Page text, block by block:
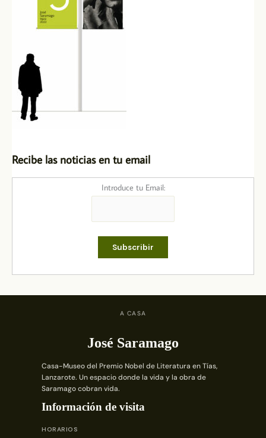
Recibe las noticias en tu email
Introduce tu Email:
A CASA
José Saramago
Casa-Museo del Premio Nobel de Literatura en Tías,
Lanzarote. Un espacio donde la vida y la obra de
Saramago cobran vida.
Información de visita
HORARIOS